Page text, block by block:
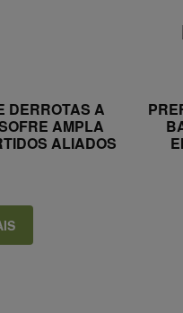
DERROTAS A
AMPLA
ALIADOS